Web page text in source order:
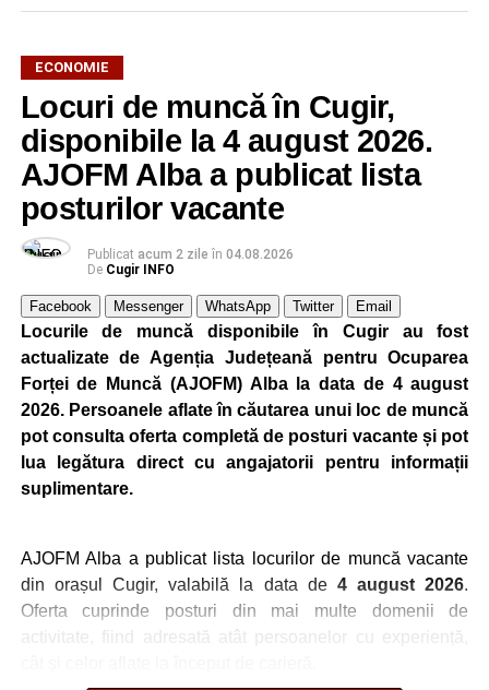
ECONOMIE
Locuri de muncă în Cugir,
disponibile la 4 august 2026.
AJOFM Alba a publicat lista
posturilor vacante
Publicat acum 2 zile în 04.08.2026
De Cugir INFO
Facebook Messenger WhatsApp Twitter Email
Locurile de muncă disponibile în Cugir au fost
actualizate de Agenția Județeană pentru Ocuparea
Forței de Muncă (AJOFM) Alba la data de 4 august
2026. Persoanele aflate în căutarea unui loc de muncă
pot consulta oferta completă de posturi vacante și pot
lua legătura direct cu angajatorii pentru informații
suplimentare.
AJOFM Alba a publicat lista locurilor de muncă vacante
din orașul Cugir, valabilă la data de 4 august 2026.
Oferta cuprinde posturi din mai multe domenii de
activitate, fiind adresată atât persoanelor cu experiență,